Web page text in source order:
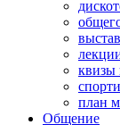
квизы
план
Общение